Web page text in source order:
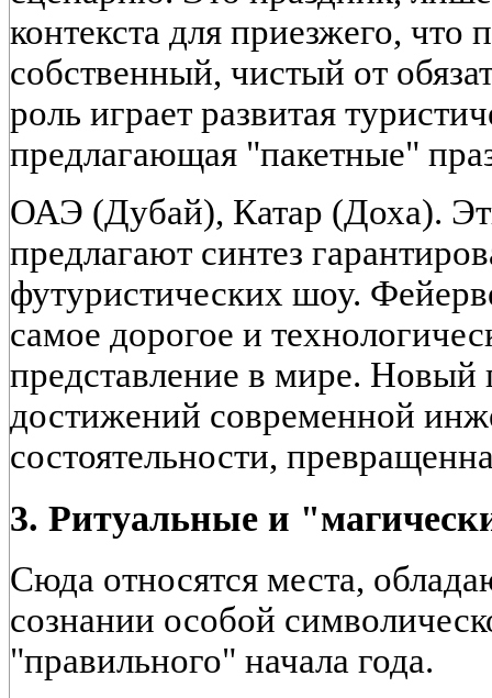
контекста для приезжего, что
собственный, чистый от
роль играет развитая
предлагающая "пакетные"
ОАЭ (Дубай), Катар (Доха).
предлагают синтез
футуристических шоу.
самое дорогое и
представление в мире. Новый
достижений современной
состоятельности,
3. Ритуальные и
Сюда относятся места,
сознании особой
"правильного" начала года.